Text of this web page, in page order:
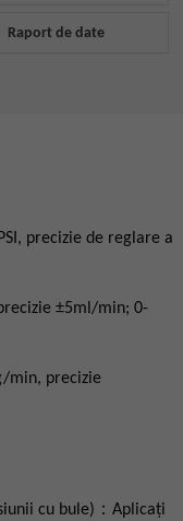
Raport de date
precizie de reglare a
±5ml/min; 0-
min, precizie
cu bule)：Aplicați